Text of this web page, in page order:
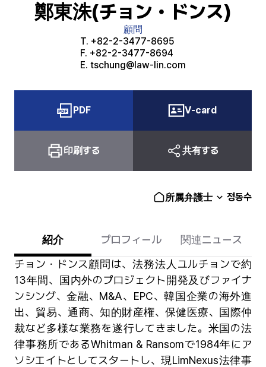
鄭東洙(チョン・ドンス)
顧問
T. +82-2-3477-8695
F. +82-2-3477-8694
E. tschung@law-lin.com
PDF V-card
印刷する 共有する
所属弁護士 정동수
紹介 プロフィール
関連ニュース
チョン・ドンス顧問は、法務法人ユルチョンで約
13年間、国内外のプロジェクト開発及びファイナ
ンシング、金融、M&A、EPC、韓国企業の海外進
出、貿易、通商、知的財産権、保健医療、国際仲
裁など多様な業務を遂行してきました。米国の法
律事務所であるWhitman & Ransomで1984年にア
ソシエイトとしてスタートし、現LimNexus法律事